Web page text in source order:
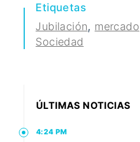
Etiquetas
Jubilación, mercado
Sociedad
ÚLTIMAS NOTICIAS
4:24 PM